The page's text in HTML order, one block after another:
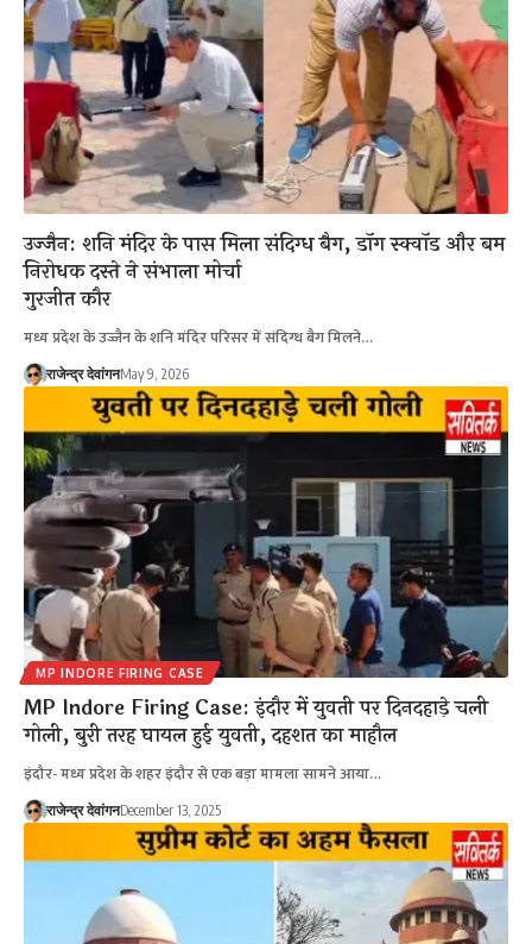
उज्जैन: शनि मंदिर के पास मिला संदिग्ध बैग, डॉग स्क्वॉड और बम
निरोधक दस्ते ने संभाला मोर्चा
गुरजीत कौर
मध्य प्रदेश के उज्जैन के शनि मंदिर परिसर में संदिग्ध बैग मिलने…
राजेन्द्र देवांगनMay 9, 2026
MP INDORE FIRING CASE
MP Indore Firing Case: इंदौर में युवती पर दिनदहाड़े चली
गोली, बुरी तरह घायल हुई युवती, दहशत का माहौल
इंदौर- मध्य प्रदेश के शहर इंदौर से एक बड़ा मामला सामने आया…
राजेन्द्र देवांगनDecember 13, 2025